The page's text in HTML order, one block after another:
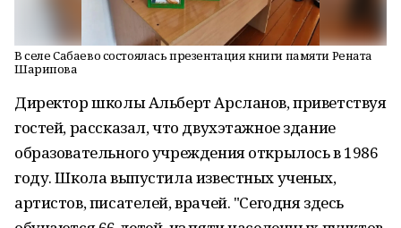
В селе Сабаево состоялась презентация книги памяти Рената
Шарипова
Директор школы Альберт Арсланов, приветствуя
гостей, рассказал, что двухэтажное здание
образовательного учреждения открылось в 1986
году. Школа выпустила известных ученых,
артистов, писателей, врачей. "Сегодня здесь